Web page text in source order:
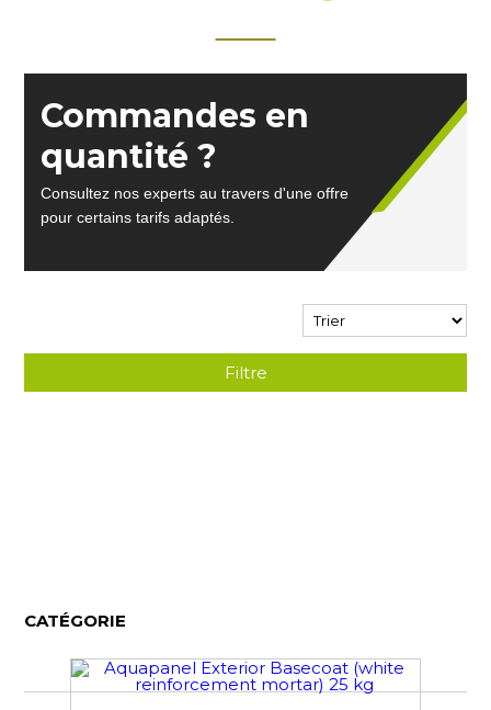
Commandes en
quantité ?
Consultez nos experts au travers d'une offre
pour certains tarifs adaptés.
Filtre
CATÉGORIE